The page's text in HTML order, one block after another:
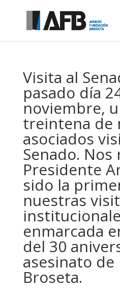
Visita al
pasado día
noviembre,
treintena de
asociados
Senado. Nos
Presidente
sido la
nuestras
enmarcada
del 30
asesinato de
Broseta.